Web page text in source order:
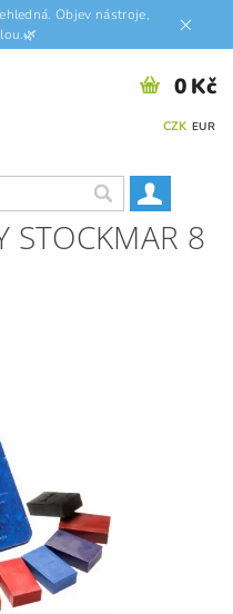
Objev nástroje,
CZK EUR
0 Kč
STOCKMAR 8